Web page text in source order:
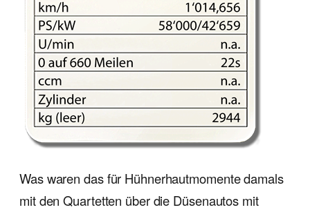
Was waren das für Hühnerhautmomente damals
mit den Quartetten über die Düsenautos mit